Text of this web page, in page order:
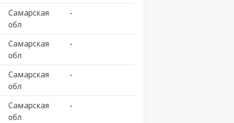
Самарская
обл
-
Самарская
обл
-
Самарская
обл
-
Самарская
обл
-